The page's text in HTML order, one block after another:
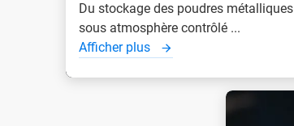
Du stockage des poudres métalliques
sous atmosphère contrôlé ...
Afficher plus